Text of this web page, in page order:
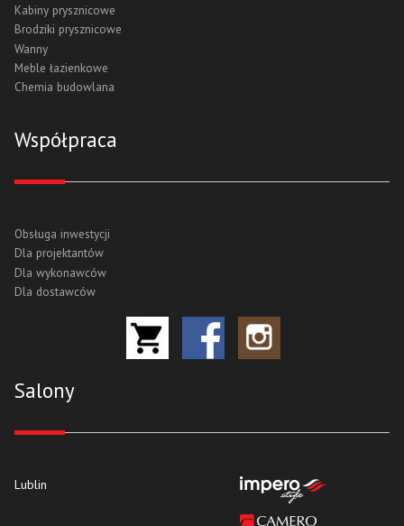
Kabiny prysznicowe
Brodziki prysznicowe
Wanny
Meble łazienkowe
Chemia budowlana
Współpraca
Obsługa inwestycji
Dla projektantów
Dla wykonawców
Dla dostawców
Salony
Lublin